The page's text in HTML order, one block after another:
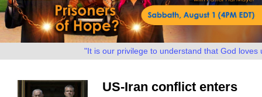
"It is our privilege to understand that God loves
US-Iran conflict enters